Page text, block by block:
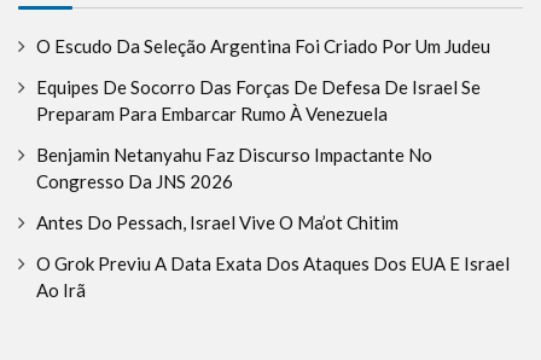
O Escudo Da Seleção Argentina Foi Criado Por Um Judeu
Equipes De Socorro Das Forças De Defesa De Israel Se
Preparam Para Embarcar Rumo À Venezuela
Benjamin Netanyahu Faz Discurso Impactante No
Congresso Da JNS 2026
Antes Do Pessach, Israel Vive O Ma’ot Chitim
O Grok Previu A Data Exata Dos Ataques Dos EUA E Israel
Ao Irã